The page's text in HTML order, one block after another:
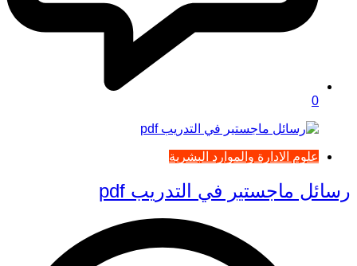
0
علوم الادارة والموارد البشرية
رسائل ماجستير في التدريب pdf